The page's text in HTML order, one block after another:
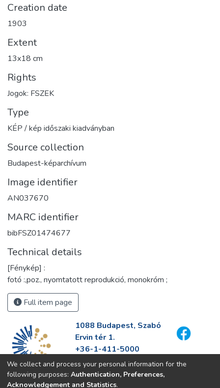
Creation date
1903
Extent
13x18 cm
Rights
Jogok: FSZEK
Type
KÉP / kép időszaki kiadványban
Source collection
Budapest-képarchívum
Image identifier
AN037670
MARC identifier
bibFSZ01474677
Technical details
[Fénykép] :
fotó :,poz., nyomtatott reprodukció, monokróm ;
Full item page
1088 Budapest, Szabó
Ervin tér 1.
+36-1-411-5000
info@fszek.hu
https://fszek.hu
We collect and process your personal information for the
following purposes: Authentication, Preferences,
Acknowledgement and Statistics.